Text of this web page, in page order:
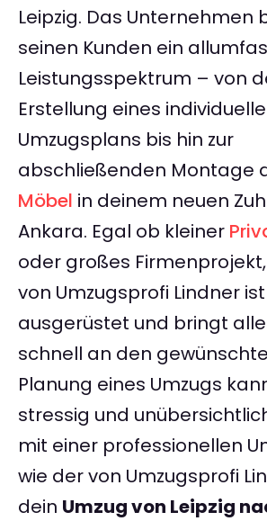
Leipzig. Das Unternehmen
seinen Kunden ein
Leistungsspektrum – von
Erstellung eines
Umzugsplans bis hin zur
abschließenden Montage
Möbel in deinem neuen
Ankara. Egal ob kleiner
oder großes
von Umzugsprofi Lindner
ausgerüstet und bringt
schnell an den
Planung eines Umzugs
stressig und
mit einer professionellen
wie der von Umzugsprofi
dein Umzug von Leipzig